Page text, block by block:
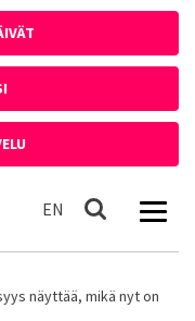
EN In English
Haku
näyttää, mikä nyt on